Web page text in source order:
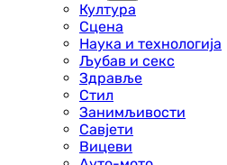
Култура
Сцена
Наука и технологија
Љубав и секс
Здравље
Стил
Занимљивости
Савјети
Вицеви